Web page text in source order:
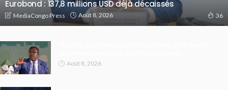
Eurobond : 137,8 millions USD déjà décaissés
MediaCongo Press Août 8, 2026 36
Août 8, 2026